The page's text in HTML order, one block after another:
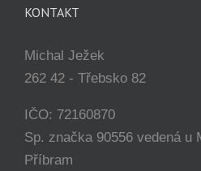
KONTAKT
Michal Ježek
262 42 - Třebsko 82
IČO: 72160870
Sp. značka 90556 vedená u
Příbram